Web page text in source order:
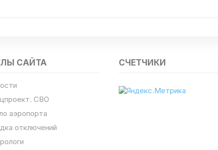
САЙТА
СВО
аэропорта
отключений
СЧЕТЧИКИ